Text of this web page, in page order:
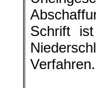
Schrift